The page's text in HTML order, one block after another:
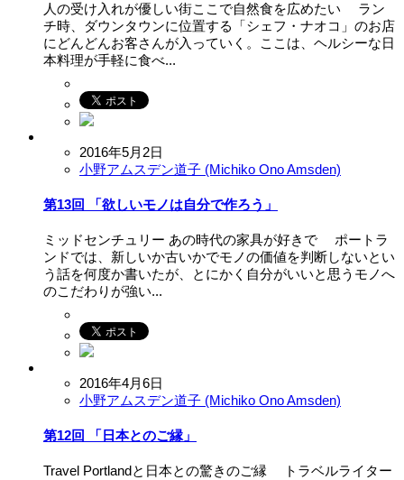
人の受け入れが優しい街ここで自然食を広めたい ラン
チ時、ダウンタウンに位置する「シェフ・ナオコ」のお店
にどんどんお客さんが入っていく。ここは、ヘルシーな日
本料理が手軽に食べ...
2016年5月2日
小野アムスデン道子 (Michiko Ono Amsden)
第13回 「欲しいモノは自分で作ろう」
ミッドセンチュリー あの時代の家具が好きで ポートラ
ンドでは、新しいか古いかでモノの価値を判断しないとい
う話を何度か書いたが、とにかく自分がいいと思うモノへ
のこだわりが強い...
2016年4月6日
小野アムスデン道子 (Michiko Ono Amsden)
第12回 「日本とのご縁」
Travel Portlandと日本との驚きのご縁 トラベルライター